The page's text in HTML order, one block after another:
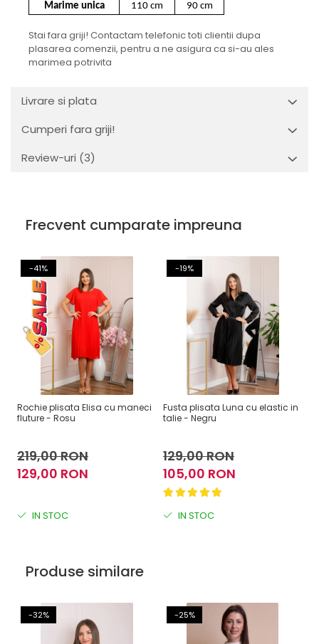
Marime unica
110 cm 90 cm
Stai fara griji! Contactam telefonic toti clientii dupa
plasarea comenzii, pentru a ne asigura ca si-au ales
marimea potrivita
Livrare si plata
Cumperi fara griji!
Review-uri (3)
Frecvent cumparate impreuna
-41%
Rochie plisata Elisa cu maneci
fluture - Rosu
219,00 RON
129,00 RON
IN STOC
-19%
Fusta plisata Luna cu elastic in
talie - Negru
129,00 RON
105,00 RON
IN STOC
Produse similare
-32% -25%